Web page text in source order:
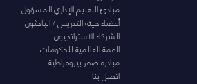
مبادئ التعليم الإداري المسؤول
أعضاء هيئة التدريس / الباحثون
الشركاء الاستراتجيون
القمة العالمية للحكومات
مبادرة صفر بيروقراطية
اتصل بنا